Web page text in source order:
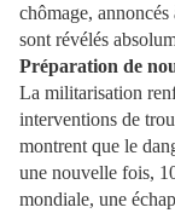
chômage,
sont révélés
Préparation de
La militarisation
interventions de
montrent que le
une nouvelle fois,
mondiale, une